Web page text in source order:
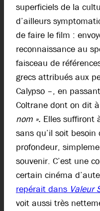
superficiels de la
d’ailleurs
de faire le film :
reconnaissance au
faisceau de
grecs attribués aux
Calypso –, en
Coltrane dont on dit
nom ». Elles suffiront
sans qu’il soit
profondeur,
souvenir. C’est une
certain cinéma
repérait dans Valeur
voit aussi très